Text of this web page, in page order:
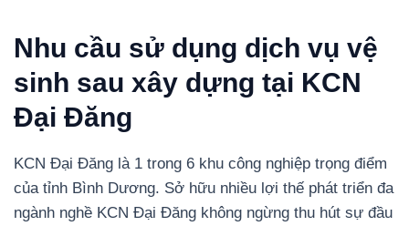
Nhu cầu sử dụng dịch vụ vệ
sinh sau xây dựng tại KCN
Đại Đăng
KCN Đại Đăng là 1 trong 6 khu công nghiệp trọng điểm
của tỉnh Bình Dương. Sở hữu nhiều lợi thế phát triển đa
ngành nghề KCN Đại Đăng không ngừng thu hút sự đầu